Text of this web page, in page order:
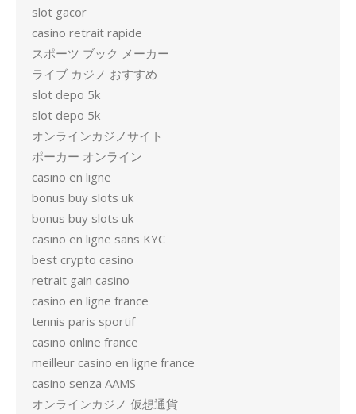
slot gacor
casino retrait rapide
スポーツ ブック メーカー
ライブ カジノ おすすめ
slot depo 5k
slot depo 5k
オンラインカジノサイト
ポーカー オンライン
casino en ligne
bonus buy slots uk
bonus buy slots uk
casino en ligne sans KYC
best crypto casino
retrait gain casino
casino en ligne france
tennis paris sportif
casino online france
meilleur casino en ligne france
casino senza AAMS
オンラインカジノ 仮想通貨